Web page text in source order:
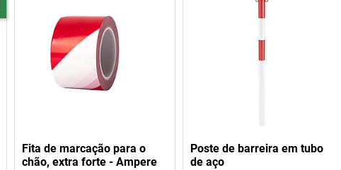
Fita de marcação para o
chão, extra forte - Ampere
Poste de barreira em tubo
de aço